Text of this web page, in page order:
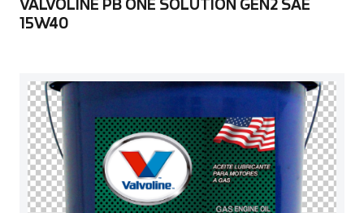
VALVOLINE PB ONE SOLUTION GEN2 SAE
15W40